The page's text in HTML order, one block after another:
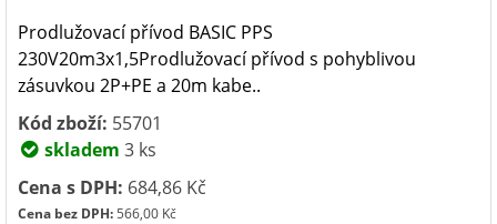
Prodlužovací přívod BASIC PPS
230V20m3x1,5Prodlužovací přívod s pohyblivou
zásuvkou 2P+PE a 20m kabe..
Kód zboží: 55701
skladem 3 ks
Cena s DPH: 684,86 Kč
Cena bez DPH:566,00 Kč